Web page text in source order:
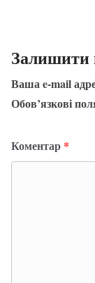
Залишити
Ваша e-mail
Обов’язкові
Коментар *